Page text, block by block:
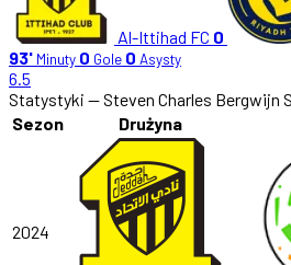
Al-Ittihad FC 0
93' Minuty 0 Gole 0 Asysty
6.5
Statystyki — Steven Charles Bergwijn
Sezon
Drużyna
2024